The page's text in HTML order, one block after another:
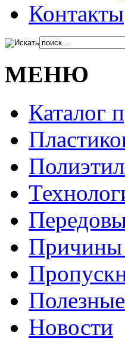
Контакты
МЕНЮ
Каталог
Причины
Новости